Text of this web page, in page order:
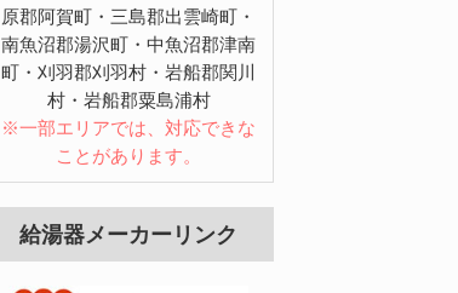
原郡阿賀町・三島郡出雲崎町・
南魚沼郡湯沢町・中魚沼郡津南
町・刈羽郡刈羽村・岩船郡関川
村・岩船郡粟島浦村
※一部エリアでは、対応できな
ことがあります。
給湯器メーカーリンク